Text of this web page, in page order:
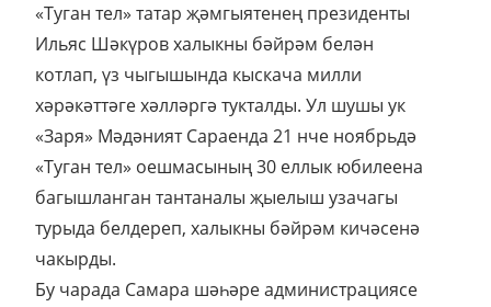
«Туган тел» татар җәмгыятенең президенты
Ильяс Шәкүров халыкны бәйрәм белән
котлап, үз чыгышында кыскача милли
хәрәкәттәге хәлләргә тукталды. Ул шушы ук
«Заря» Мәдәният Сараенда 21 нче ноябрьдә
«Туган тел» оешмасының 30 еллык юбилеена
багышланган тантаналы җыелыш узачагы
турыда белдереп, халыкны бәйрәм кичәсенә
чакырды.
Бу чарада Самара шәһәре администрациясе